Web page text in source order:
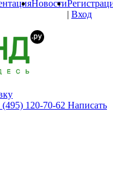
Новости
| Вход
(495) 120-70-62 Написать